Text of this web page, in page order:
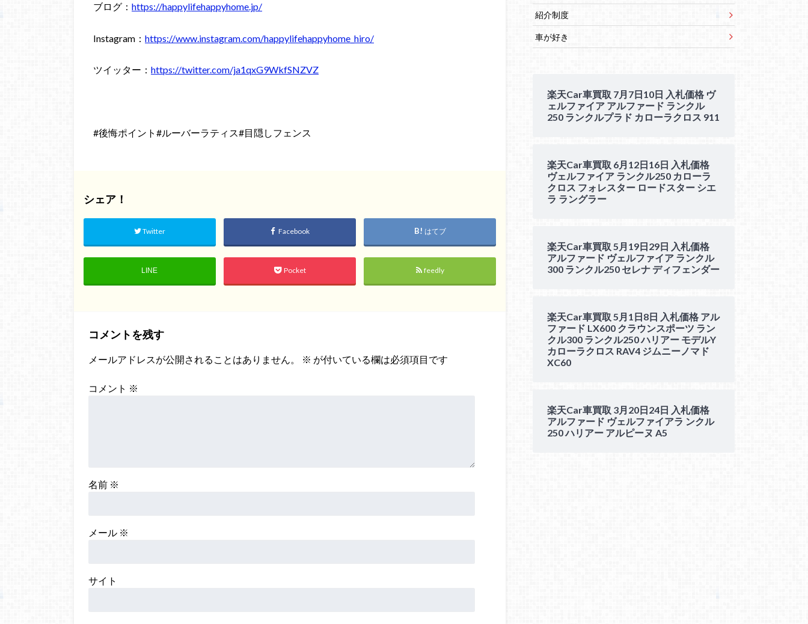
ブログ： https://happylifehappyhome.jp/
Instagram： https://www.instagram.com/happylifehappyhome_hiro/
ツイッター： https://twitter.com/ja1qxG9WkfSNZVZ
#後悔ポイント#ルーバーラティス#目隠しフェンス
シェア！
Twitter Facebook はてブ
LINE Pocket feedly
コメントを残す
メールアドレスが公開されることはありません。 ※ が付いている欄は必須項目です
コメント ※
名前 ※
メール ※
サイト
紹介制度
車が好き
楽天Car車買取 7月7日10日 入札価格 ヴ
ェルファイア アルファード ランクル
250 ランクルプラド カローラクロス 911
楽天Car車買取 6月12日16日 入札価格
ヴェルファイア ランクル250 カローラ
クロス フォレスター ロードスター シエ
ラ ラングラー
楽天Car車買取 5月19日29日 入札価格
アルファード ヴェルファイア ランクル
300 ランクル250 セレナ ディフェンダー
楽天Car車買取 5月1日8日 入札価格 アル
ファード LX600 クラウンスポーツ ラン
クル300 ランクル250 ハリアー モデルY
カローラクロス RAV4 ジムニーノマド
XC60
楽天Car車買取 3月20日24日 入札価格
アルファード ヴェルファイアラ ンクル
250 ハリアー アルピーヌ A5